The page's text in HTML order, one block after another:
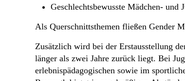
Geschlechtsbewusste Mädchen- und
Als Querschnittsthemen fließen Gender
Zusätzlich wird bei der Erstausstellung
länger als zwei Jahre zurück liegt. Bei
erlebnispädagogischen sowie im